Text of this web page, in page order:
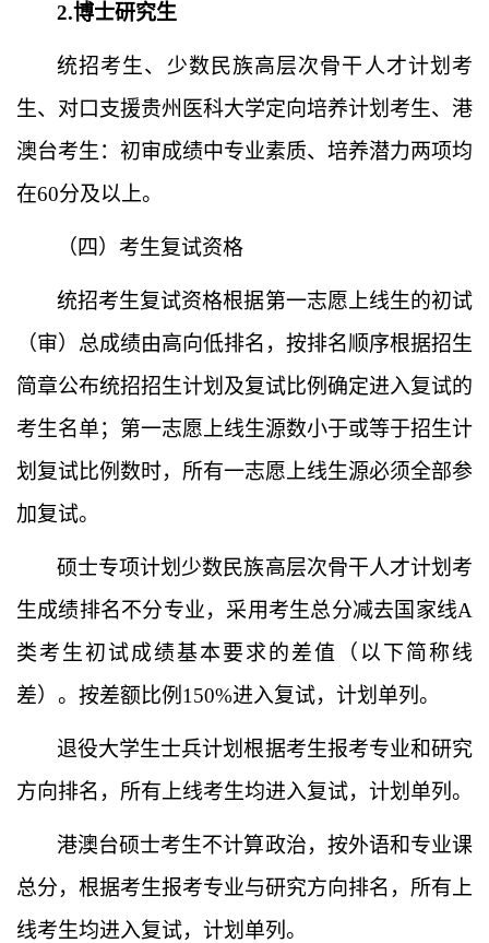
2.博士研究生
统招考生、少数民族高层次骨干人才计划考
生、 对口支援贵州医科大学定向培养计划考生、 港
澳台考生：初审成绩中专业素质、培养潜力两项均
在60分及以上。
（四）考生复试资格
统招考生复试资格根据第一志愿上线生的初试
（审）总成绩由高向低排名，按排名顺序根据招生
简章公布统招招生计划及复试比例确定进入复试的
考生名单；第一志愿上线生源数小于或等于招生计
划复试比例数时，所有一志愿上线生源必须全部参
加复试。
硕士专项计划 少数民族高层次骨干人才计划 考
生成绩排名不分专业，采用考生总分减去 国家线A
类考生初试成绩基本要求的差值（以下简称线
差）。按差额比例 150%进入复试， 计划单列。
退役大学生士兵计划根据考生报考专业和研究
方向排名，所有上线考生均进入复试，计划单列。
港澳台硕士考生不计算政治，按外语和专业课
总分，根据考生报考专业与研究方向排名，所有上
线考生均进入复试， 计划单列 。